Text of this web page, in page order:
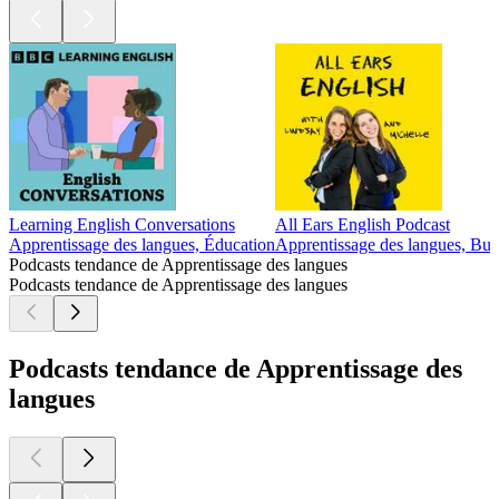
Learning English Conversations
Apprentissage des langues, Éducation
All Ears English Podcast
Apprentissage des langues,
Podcasts tendance de Apprentissage des langues
Podcasts tendance de Apprentissage des langues
Podcasts tendance de Apprentissage des
langues